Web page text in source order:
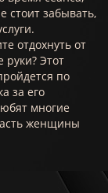
стоит забывать,
отдохнуть от
руки? Этот
по
за его
многие
женщины